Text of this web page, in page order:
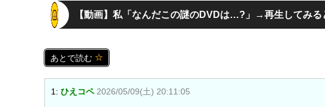
【動画】私「なんだこの謎のDVDは…?」→再生してみ
あとで読む
1: ひえコペ 2026/05/09(土) 20:11:05